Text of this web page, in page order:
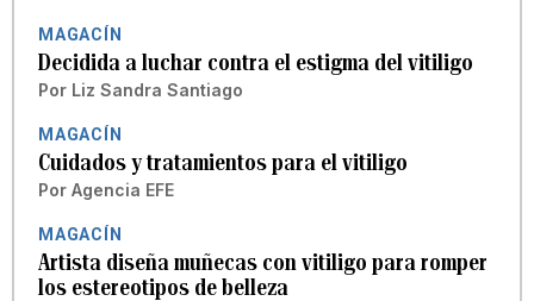
MAGACÍN
Decidida a luchar contra el estigma del vitiligo
Por Liz Sandra Santiago
MAGACÍN
Cuidados y tratamientos para el vitiligo
Por Agencia EFE
MAGACÍN
Artista diseña muñecas con vitiligo para romper
los estereotipos de belleza